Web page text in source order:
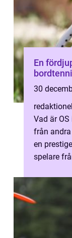
En
30
redaktionel
Vad är
från
en
spelare